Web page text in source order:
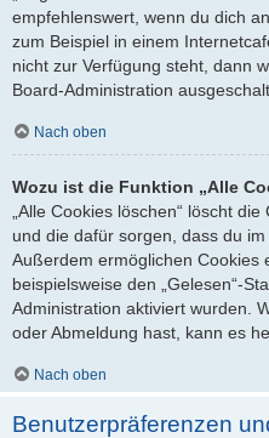
empfehlenswert, wenn du dich
zum Beispiel in einem
nicht zur Verfügung steht, dann
Board-Administration
Nach oben
Wozu ist die Funktion „Alle
„Alle Cookies löschen“ löscht
und die dafür sorgen, dass du
Außerdem ermöglichen Cookies
beispielsweise den „Gelesen“-
Administration aktiviert wurden.
oder Abmeldung hast, kann es
Nach oben
Benutzerpräferenzen